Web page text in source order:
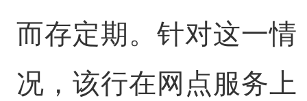
而存定期。针对这一情
况，该行在网点服务上